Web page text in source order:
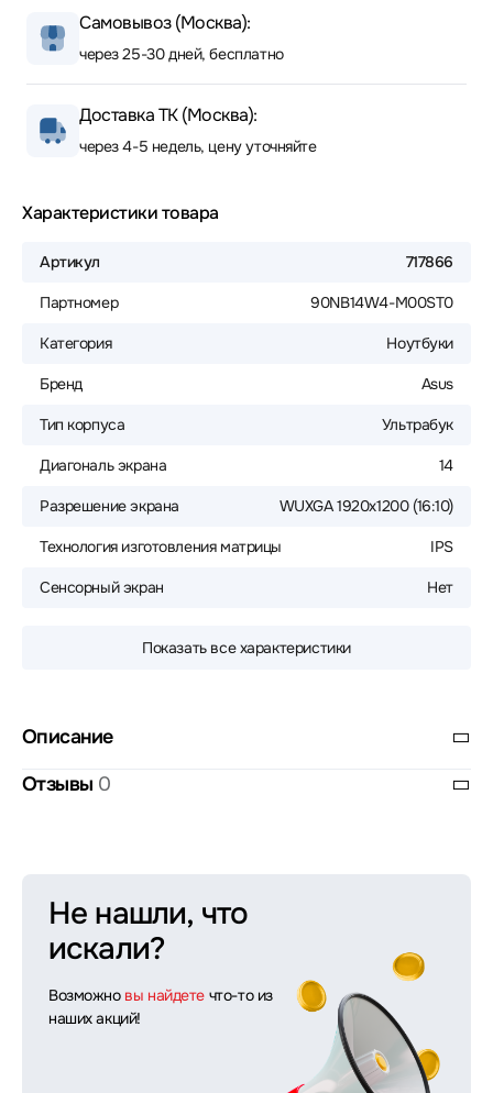
Самовывоз (Москва):
через 25-30 дней, бесплатно
Доставка ТК (Москва):
через 4-5 недель, цену уточняйте
Характеристики товара
Артикул 717866
Партномер 90NB14W4-M00ST0
Категория Ноутбуки
Бренд Asus
Тип корпуса Ультрабук
Диагональ экрана 14
Разрешение экрана WUXGA 1920x1200 (16:10)
Технология изготовления матрицы IPS
Сенсорный экран Нет
Показать все характеристики
Описание
Отзывы 0
Не нашли, что
искали?
Возможно вы найдете что-то из
наших акций!